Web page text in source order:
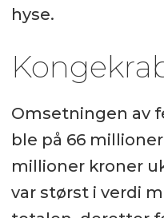
hyse.
Omsetningen av
ble på 66
millioner kroner
var størst i verdi